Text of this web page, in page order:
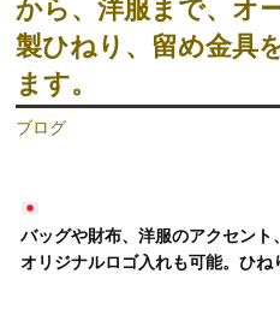
から、洋服まで、オ
製ひねり、留め金具
ます。
ブログ
バッグや財布、洋服のアクセン
オリジナルロゴ入れも可能。ひね